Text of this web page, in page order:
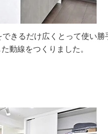
きるだけ広くとって使い勝
動線をつくりました。